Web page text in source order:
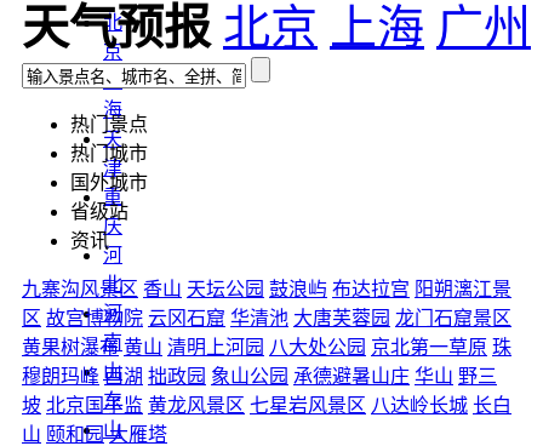
北
京
上
海
天
津
重
庆
河
北
河
南
山
东
山
天气预报 北京 上海 广州
热门景点
热门城市
国外城市
省级站
资讯
九寨沟风景区 香山 天坛公园 鼓浪屿 布达拉宫 阳朔漓江景
区 故宫博物院 云冈石窟 华清池 大唐芙蓉园 龙门石窟景区
黄果树瀑布 黄山 清明上河园 八大处公园 京北第一草原 珠
穆朗玛峰 西湖 拙政园 象山公园 承德避暑山庄 华山 野三
坡 北京国子监 黄龙风景区 七星岩风景区 八达岭长城 长白
山 颐和园 大雁塔